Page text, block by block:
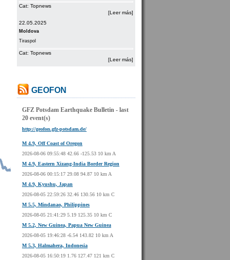
Cat: Topnews
[Leer más]
22.05.2025
Moldova
Tiraspol
Cat: Topnews
[Leer más]
GEOFON
GFZ Potsdam Earthquake Bulletin - last
20 event(s)
http://geofon.gfz-potsdam.de/
M 4.9, Off Coast of Oregon
2026-08-06 09:55:48 42.66 -125.53 10 km A
M 4.9, Eastern Xizang-India Border Region
2026-08-06 00:15:17 29.08 94.87 10 km A
M 4.9, Kyushu, Japan
2026-08-05 22:59:26 32.46 130.56 10 km C
M 5.5, Mindanao, Philippines
2026-08-05 21:41:29 5.19 125.35 10 km C
M 5.2, New Guinea, Papua New Guinea
2026-08-05 19:46:28 -6.54 143.82 10 km A
M 5.3, Halmahera, Indonesia
2026-08-05 16:50:19 1.76 127.47 121 km C